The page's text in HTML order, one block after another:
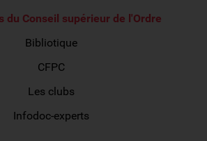
du Conseil supérieur de l'Ordre
Bibliotique
CFPC
Les clubs
Infodoc-experts